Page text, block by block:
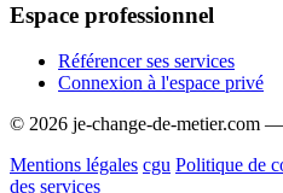
Espace professionnel
Référencer ses services
Connexion à l'espace privé
© 2026 je-change-de-metier.com
Mentions légales cgu Politique de
des services